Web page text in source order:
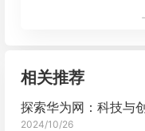
相关推荐
2024/10/26